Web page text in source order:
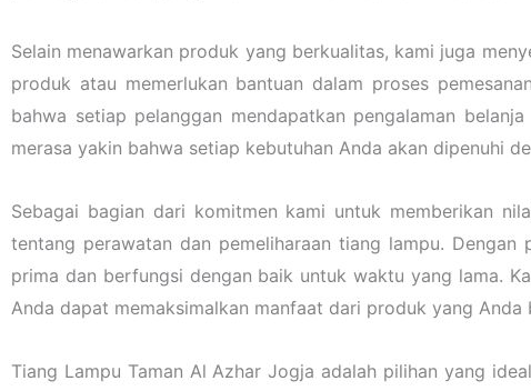
Selain menawarkan produk yang berkualitas, kami juga
produk atau memerlukan bantuan dalam proses
bahwa setiap pelanggan mendapatkan pengalaman
merasa yakin bahwa setiap kebutuhan Anda akan dipenuhi
Sebagai bagian dari komitmen kami untuk memberikan
tentang perawatan dan pemeliharaan tiang lampu.
prima dan berfungsi dengan baik untuk waktu yang lama.
Anda dapat memaksimalkan manfaat dari produk yang Anda
Tiang Lampu Taman Al Azhar Jogja adalah pilihan yang